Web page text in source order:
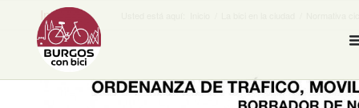
Inicio
dice: